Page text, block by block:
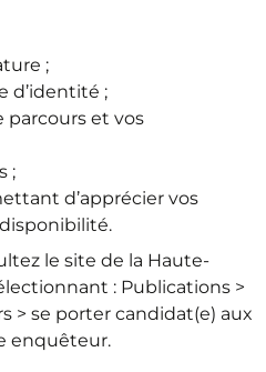
;
d’identité ;
parcours et vos
;
d’apprécier vos
le site de la Haute-
: Publications >
> se porter candidat(e) aux
enquêteur.